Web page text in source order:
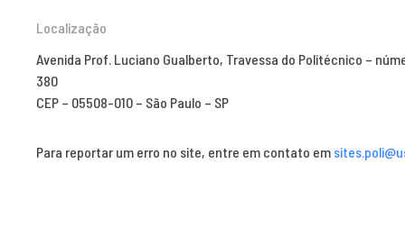
Localização
Avenida Prof. Luciano Gualberto, Travessa do Politécnico –
380
CEP – 05508-010 – São Paulo – SP
Para reportar um erro no site, entre em contato em